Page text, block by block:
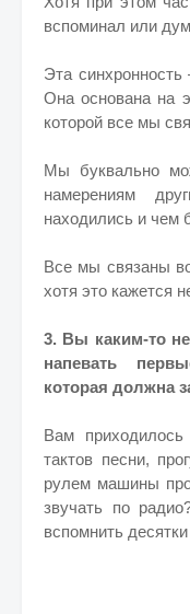
вспоминал или
Эта
Она основана на
которой все мы
Мы буквально
намерениям
находились и чем
Все мы связаны
хотя это кажется
3. Вы каким-то
напевать
которая должна
Вам приходилось
тактов песни,
рулем машины
звучать по
вспомнить